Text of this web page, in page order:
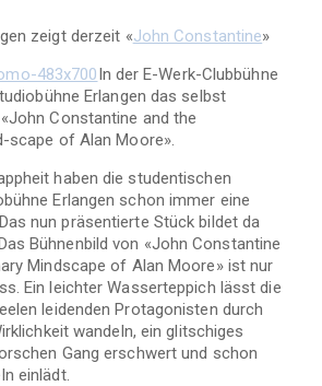
zeigt derzeit «John Constantine»
In der E-Werk-Clubbühne
Erlangen das selbst
Constantine and the
scape of Alan Moore».
haben die studentischen
Erlangen schon immer eine
nun präsentierte Stück bildet da
Bühnenbild von «John Constantine
Mindscape of Alan Moore» ist nur
Ein leichter Wasserteppich lässt die
leidenden Protagonisten durch
wandeln, ein glitschiges
Gang erschwert und schon
einlädt.